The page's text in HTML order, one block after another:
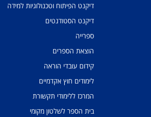
דיקנט הפיתוח וטכנולוגיות למידה
דיקנט הסטודנטים
ספרייה
הוצאת הספרים
קידום עובדי הוראה
לימודים חוץ אקדמיים
המרכז ללימודי תקשורת
בית הספר לשלטון מקומי